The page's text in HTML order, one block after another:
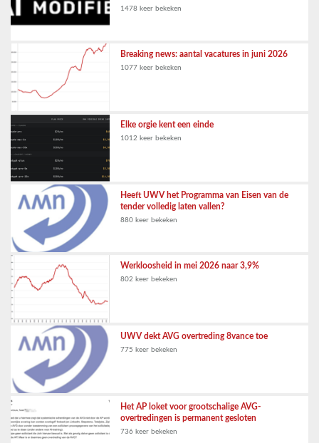
1478 keer bekeken
Breaking news: aantal vacatures in juni 2026
1077 keer bekeken
Elke orgie kent een einde
1012 keer bekeken
Heeft UWV het Programma van Eisen van de
tender volledig laten vallen?
880 keer bekeken
Werkloosheid in mei 2026 naar 3,9%
802 keer bekeken
UWV dekt AVG overtreding 8vance toe
775 keer bekeken
Het AP loket voor grootschalige AVG-
overtredingen is permanent gesloten
736 keer bekeken